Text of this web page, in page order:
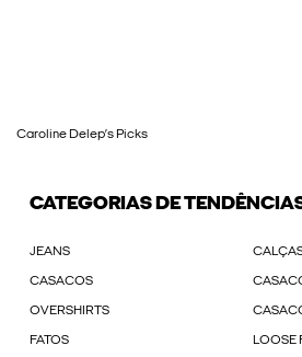
Caroline Delep’s Picks
CATEGORIAS DE
JEANS
CASACOS
OVERSHIRTS
FATOS LOOSE